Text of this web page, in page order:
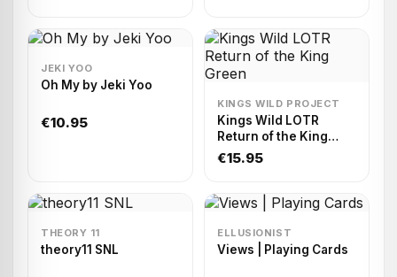
JEKI YOO
Oh My by Jeki Yoo
€10.95
KINGS WILD PROJECT
Kings Wild LOTR
Return of the King
Green
€15.95
THEORY 11
theory11 SNL
ELLUSIONIST
Views | Playing Cards